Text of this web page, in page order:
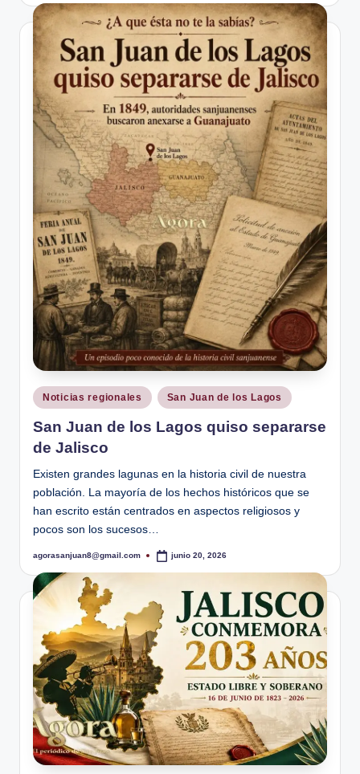
Publicado
en
Noticias regionales San Juan de los Lagos
San Juan de los Lagos quiso separarse
de Jalisco
Existen grandes lagunas en la historia civil de nuestra
población. La mayoría de los hechos históricos que se
han escrito están centrados en aspectos religiosos y
pocos son los sucesos…
Publicado
agorasanjuan8@gmail.com junio 20, 2026